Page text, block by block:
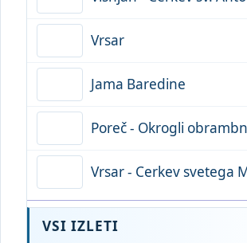
Vrsar
Jama Baredine
Poreč - Okrogli
Vrsar - Cerkev svetega
VSI IZLETI